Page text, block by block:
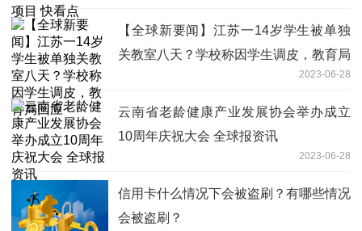
【全球新要闻】江苏一14岁学生被单独
关教室八天？学校称因学生调皮，教育局
2023-06-28
云南省老龄健康产业发展协会举办成立
10周年庆祝大会 全球报资讯
2023-06-28
信用卡什么情况下会被盗刷？有哪些情况
会被盗刷？